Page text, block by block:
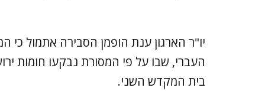
יו"ר הארגון ענת הופמן הסבירה אתמול כי
העברי, שבו על פי המסורת נבקעו חומות
בית המקדש השני.